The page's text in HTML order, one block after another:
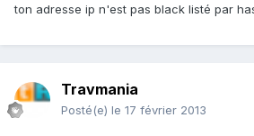
ton adresse ip n'est pas black listé par
Travmania
Posté(e) le 17 février 2013